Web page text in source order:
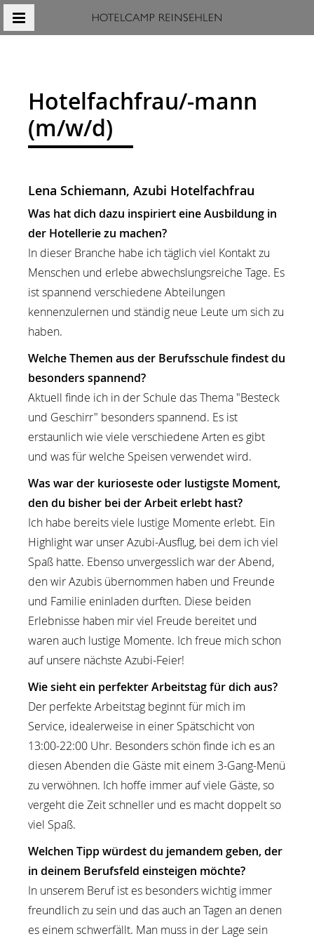
Hotelfachfrau/-mann
(m/w/d)
Content Blocks
Lena Schiemann, Azubi Hotelfachfrau
Was hat dich dazu inspiriert eine Ausbildung in
der Hotellerie zu machen?
In dieser Branche habe ich täglich viel Kontakt zu
Menschen und erlebe abwechslungsreiche Tage. Es
ist spannend verschiedene Abteilungen
kennenzulernen und ständig neue Leute um sich zu
haben.
Welche Themen aus der Berufsschule findest du
besonders spannend?
Aktuell finde ich in der Schule das Thema "Besteck
und Geschirr" besonders spannend. Es ist
erstaunlich wie viele verschiedene Arten es gibt
und was für welche Speisen verwendet wird.
Was war der kurioseste oder lustigste Moment,
den du bisher bei der Arbeit erlebt hast?
Ich habe bereits viele lustige Momente erlebt. Ein
Highlight war unser Azubi-Ausflug, bei dem ich viel
Spaß hatte. Ebenso unvergesslich war der Abend,
den wir Azubis übernommen haben und Freunde
und Familie eninladen durften. Diese beiden
Erlebnisse haben mir viel Freude bereitet und
waren auch lustige Momente. Ich freue mich schon
auf unsere nächste Azubi-Feier!
Wie sieht ein perfekter Arbeitstag für dich aus?
Der perfekte Arbeitstag beginnt für mich im
Service, idealerweise in einer Spätschicht von
13:00-22:00 Uhr. Besonders schön finde ich es an
diesen Abenden die Gäste mit einem 3-Gang-Menü
zu verwöhnen. Ich hoffe immer auf viele Gäste, so
vergeht die Zeit schneller und es macht doppelt so
viel Spaß.
Welchen Tipp würdest du jemandem geben, der
in deinem Berufsfeld einsteigen möchte?
In unserem Beruf ist es besonders wichtig immer
freundlich zu sein und das auch an Tagen an denen
es einem schwerfällt. Man muss in der Lage sein